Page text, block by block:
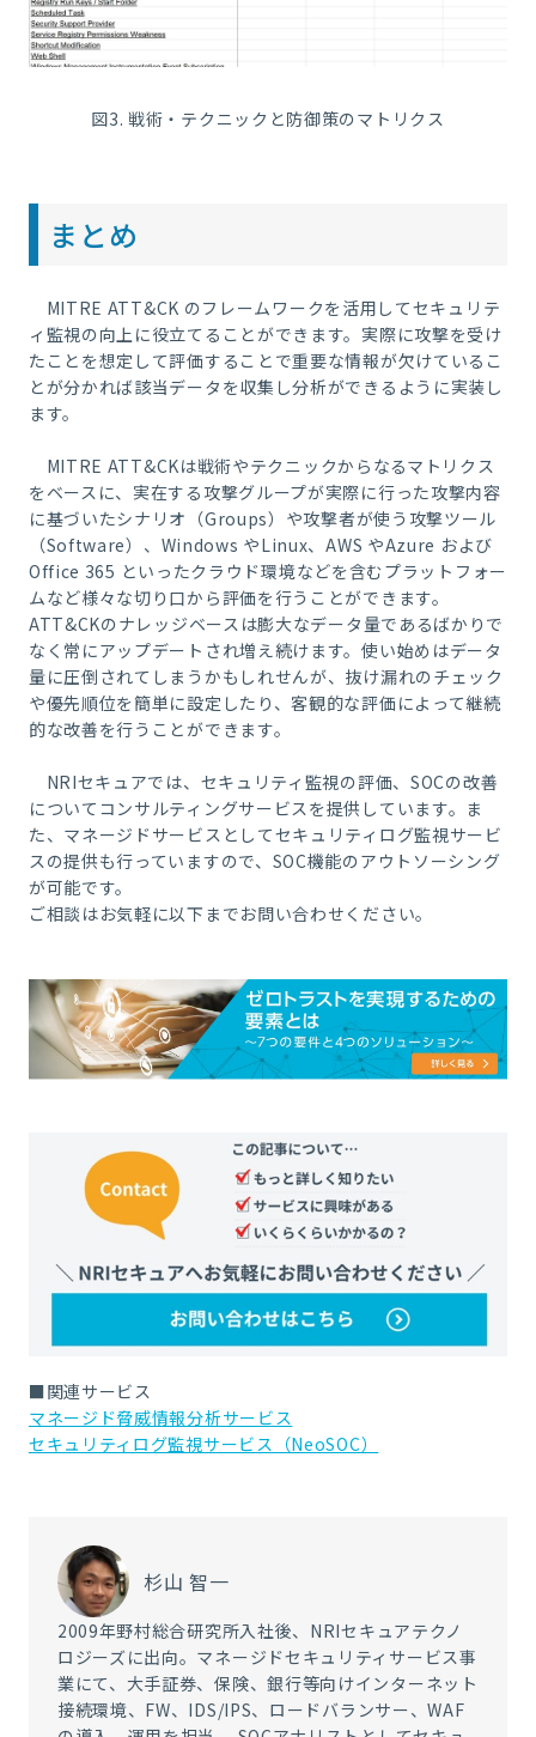
図3.戦術・テクニックと防御策のマトリクス
まとめ
MITRE ATT&CK のフレームワークを活用してセキュリテ
ィ監視の向上に役立てることができます。実際に攻撃を受け
たことを想定して評価することで重要な情報が欠けているこ
とが分かれば該当データを収集し分析ができるように実装し
ます。
MITRE ATT&CKは戦術やテクニックからなるマトリクス
をベースに、実在する攻撃グループが実際に行った攻撃内容
に基づいたシナリオ（Groups）や攻撃者が使う攻撃ツール
（Software）、 Windows やLinux、AWS やAzure および
Office 365 といったクラウド環境などを含むプラットフォー
ムなど様々な切り口から評価を行うことができます。
ATT&CKのナレッジベースは膨大なデータ量であるばかりで
なく常にアップデートされ増え続けます。使い始めはデータ
量に圧倒されてしまうかもしれせんが、抜け漏れのチェック
や優先順位を簡単に設定したり、客観的な評価によって継続
的な改善を行うことができます。
NRIセキュアでは、セキュリティ監視の評価、 SOCの改善
についてコンサルティングサービスを提供しています。ま
た、マネージドサービスとしてセキュリティログ監視サービ
スの提供も行っていますので、 SOC機能のアウトソーシング
が可能です。
ご相談はお気軽に以下までお問い合わせください。
■関連サービス
マネージド脅威情報分析サービス
セキュリティログ監視サービス（NeoSOC）
杉山 智一
2009年野村総合研究所入社後、NRIセキュアテクノ
ロジーズに出向。マネージドセキュリティサービス事
業にて、大手証券、保険、銀行等向けインターネット
接続環境、FW、IDS/IPS、ロードバランサー、WAF